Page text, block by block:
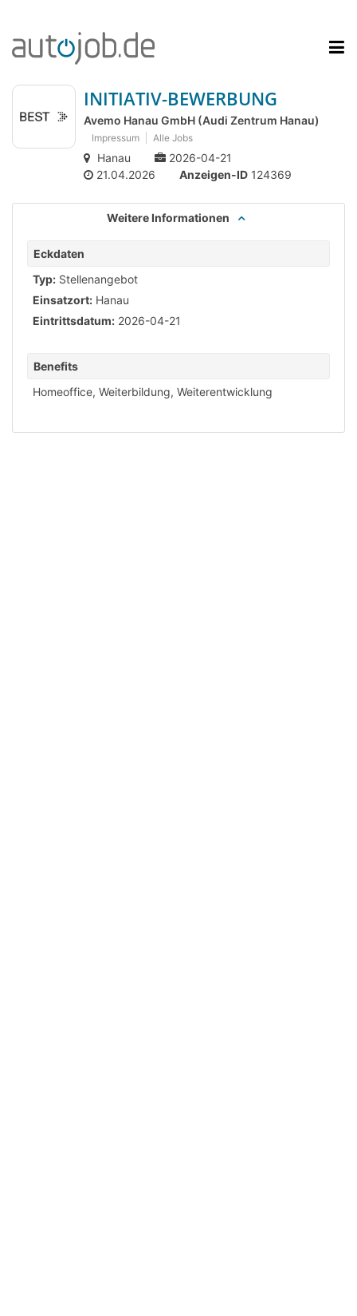
INITIATIV-BEWERBUNG
Avemo Hanau GmbH (Audi Zentrum Hanau)
Impressum Alle Jobs
Hanau
2026-04-21
21.04.2026
Anzeigen-ID 124369
Weitere Informationen
Eckdaten
Typ: Stellenangebot
Einsatzort: Hanau
Eintrittsdatum: 2026-04-21
Benefits
Homeoffice, Weiterbildung, Weiterentwicklung